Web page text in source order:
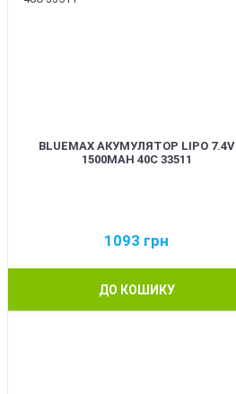
BLUEMAX АКУМУЛЯТОР LIPO 7.4V
1500MAH 40C 33511
1093 грн
ДО КОШИКУ